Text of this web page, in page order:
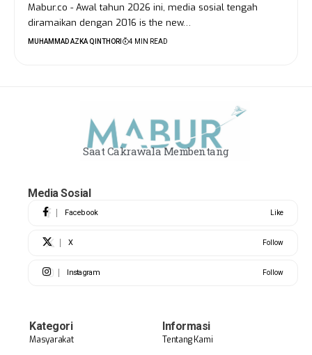
Mabur.co - Awal tahun 2026 ini, media sosial tengah
diramaikan dengan 2016 is the new…
MUHAMMAD AZKA QINTHORI 4 MIN READ
Saat Cakrawala Membentang
Media Sosial
Facebook Like
X Follow
Instagram Follow
Kategori
Masyarakat
Informasi
Tentang Kami